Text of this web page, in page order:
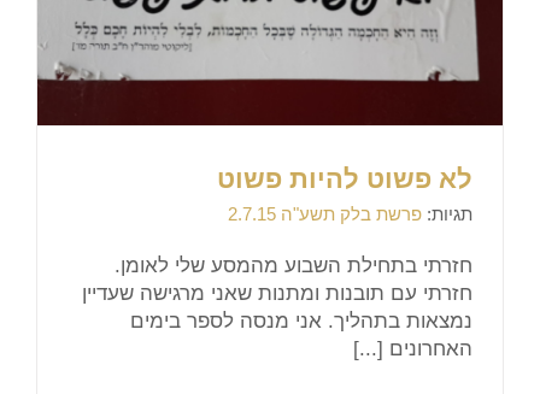
לא פשוט להיות פשוט
תגיות: פרשת בלק תשע"ה 2.7.15
חזרתי בתחילת השבוע מהמסע שלי לאומן.
חזרתי עם תובנות ומתנות שאני מרגישה שעדיין
נמצאות בתהליך. אני מנסה לספר בימים
האחרונים [...]